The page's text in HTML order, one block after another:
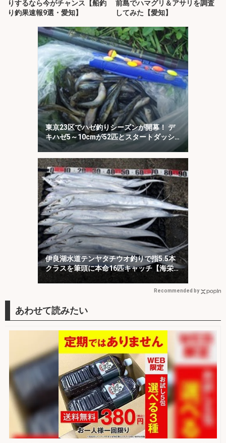
りするなら今がチャンス【船釣
り釣果速報9選・愛知】
前島でハマグリ＆アサリを調査
してみた【愛知】
東京23区でハゼ釣りシーズンが開幕！ デ
キハゼ5～10cmが52匹とスタートダッシ
ュに成功
伊良湖水道テンヤタチウオ釣りで指5.5本
クラスを筆頭に本命16匹キャッチ【海栄
Recommended by